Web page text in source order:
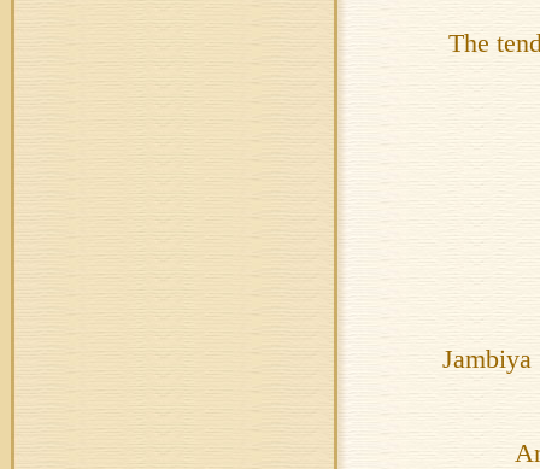
The